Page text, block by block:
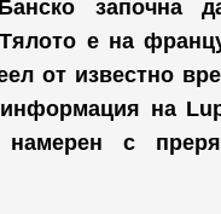
започна
е на
от известно
на
с